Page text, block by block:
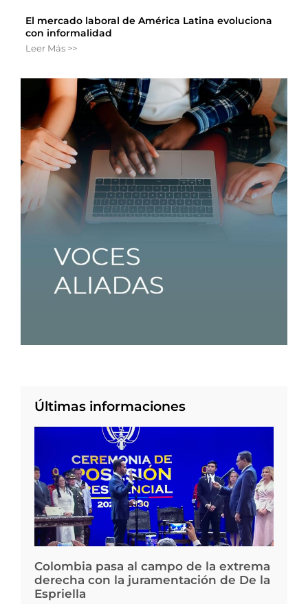
El mercado laboral de América Latina evoluciona
con informalidad
Leer Más >>
Últimas informaciones
Colombia pasa al campo de la extrema
derecha con la juramentación de De la
Espriella